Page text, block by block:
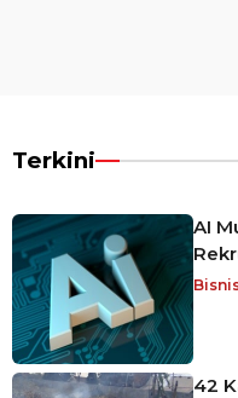
Terkini
AI
42